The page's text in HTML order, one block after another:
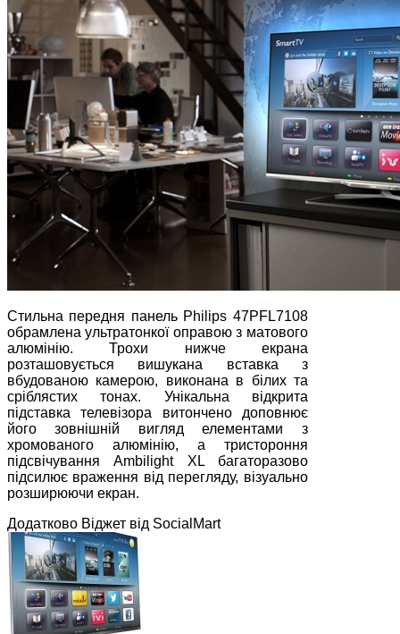
Стильна передня панель Philips 47PFL7108
обрамлена ультратонкої оправою з матового
алюмінію. Трохи нижче екрана
розташовується вишукана вставка з
вбудованою камерою, виконана в білих та
сріблястих тонах. Унікальна відкрита
підставка телевізора витончено доповнює
його зовнішній вигляд елементами з
хромованого алюмінію, а тристороння
підсвічування Ambilight XL багаторазово
підсилює враження від перегляду, візуально
розширюючи екран.
Додатково Віджет від SocialMart